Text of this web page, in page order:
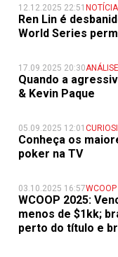
12.12.2025 22:51
Ren Lin é
World Series
17.09.2025 20:30
Quando a
& Kevin Paque
05.09.2025 12:01
Conheça os
poker na TV
03.10.2025 16:57
WCOOP 2025:
menos de $1kk;
perto do título e